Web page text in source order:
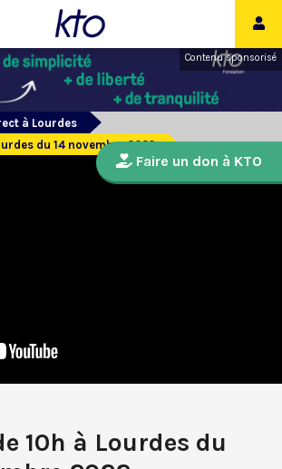
Contenu sponsorisé
à Lourdes
du 14 novembre 2022
10h à Lourdes du
Faire un don à KTO